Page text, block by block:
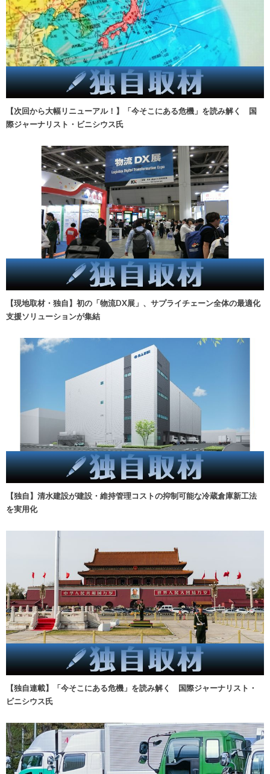
【次回から大幅リニューアル！】「今そこにある危機」を読み解く 国
際ジャーナリスト・ビニシウス氏
【現地取材・独自】初の「物流DX展」、サプライチェーン全体の最適化
支援ソリューションが集結
【独自】清水建設が建設・維持管理コストの抑制可能な冷蔵倉庫新工法
を実用化
【独自連載】「今そこにある危機」を読み解く 国際ジャーナリスト・
ビニシウス氏